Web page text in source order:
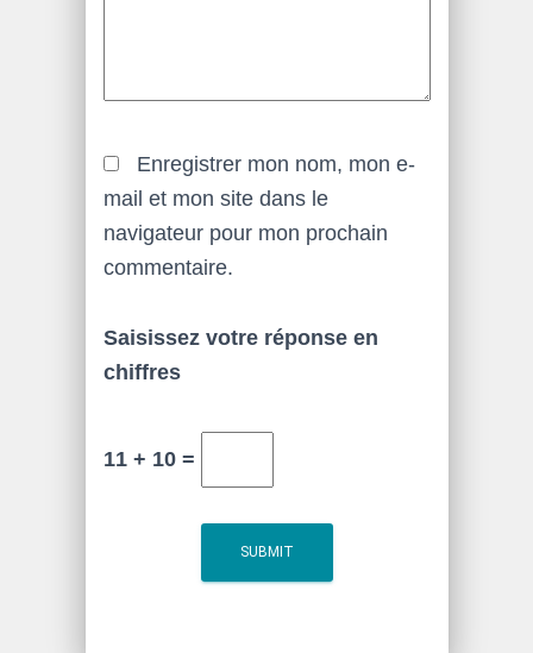
Enregistrer mon nom, mon e-
mail et mon site dans le
navigateur pour mon prochain
commentaire.
Saisissez votre réponse en
chiffres
11 + 10 =